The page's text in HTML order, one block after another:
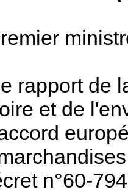
rapport de
et de
n°60-